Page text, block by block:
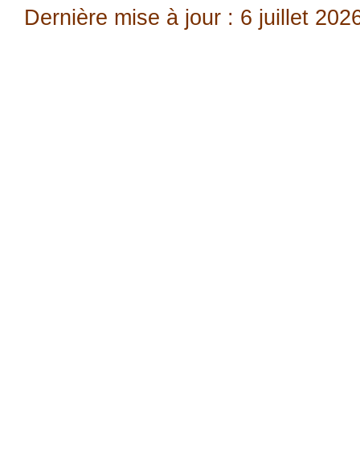
Dernière mise à jour : 6 juillet